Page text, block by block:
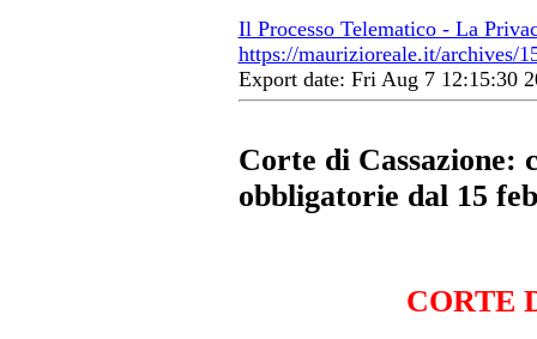
Il Processo Telematico - La
https://maurizioreale.it/archives/
Export date: Fri Aug 7 12:15:30
Corte di Cassazione:
obbligatorie dal 15
CORTE